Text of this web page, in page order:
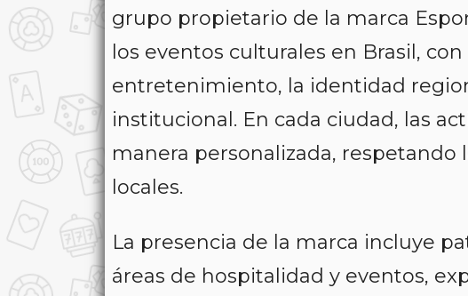
grupo propietario de la marca
los eventos culturales en Brasil,
entretenimiento, la identidad
institucional. En cada ciudad, las
manera personalizada, respetando
locales.
La presencia de la marca incluye
áreas de hospitalidad y eventos,